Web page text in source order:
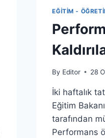
EĞITIM -
By Editor 28
İki haftalık
Eğitim
tarafından
Performans